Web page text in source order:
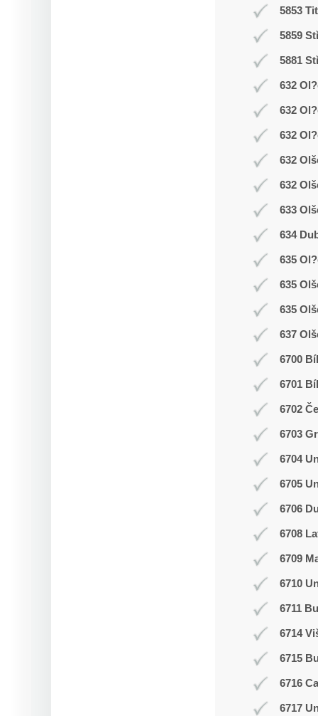
5853
5859
5881
632
632
632
632
632
633
634
635
635
635
637
6700
6701
6702
6703
6704
6705
6706
6708
6709
6710
6711
6714
6715
6716
6717